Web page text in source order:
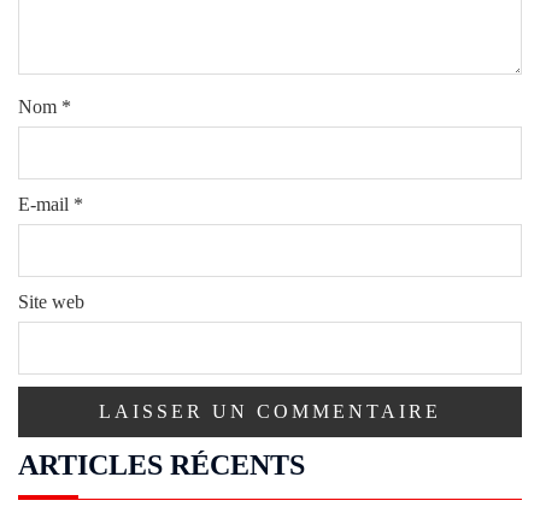
Nom *
E-mail *
Site web
ARTICLES RÉCENTS